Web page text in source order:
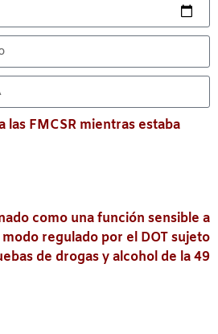
las FMCSR mientras estaba
como una función sensible a
regulado por el DOT sujeto
de drogas y alcohol de la 49